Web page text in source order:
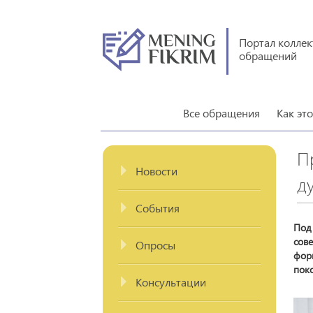
Портал
обращений
Все обращения Как
Новости
События
Опросы
Консультации
Под